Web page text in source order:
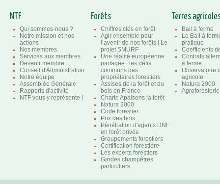
NTF
Qui sommes-nous ?
Notre mission et nos
actions
Nos membres
Services aux membres
Devenir membre
Conseil d'Administration
Notre équipe
Assemblée Générale
Rapports d'activité
NTF vous y représente !
Forêts
Chiffres clés en forêt
Agir ensemble pour
l’avenir de nos forêts ! Le
projet SMURF
Une réalité européenne
partagée : les défis
communs des
propriétaires forestiers
Assises de la forêt et du
bois en France
Charte Apaisons la forêt
Natura 2000
Code forestier
Prix des bois
Pénétration d'agents DNF
en forêt privée
Groupements forestiers
Certification forestière
Les experts forestiers
Gardes champêtres
particuliers
Terres
Bail à ferme
Le Bail à
pratique
Coefficients
Contrats
à ferme
Observatoire
agricole
Natura 2000